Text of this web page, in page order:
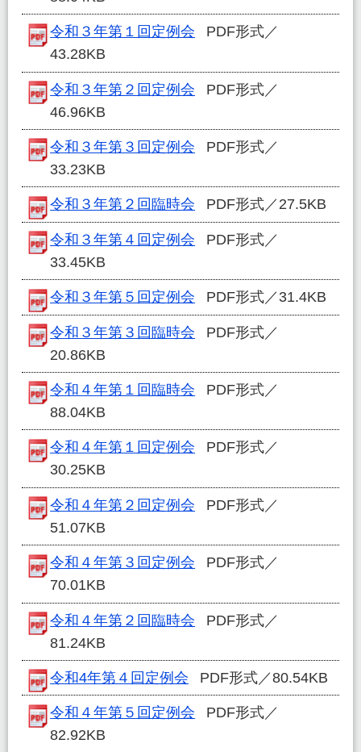
令和３年第１回定例会
PDF形式／
43.28KB
令和３年第２回定例会
PDF形式／
46.96KB
令和３年第３回定例会
PDF形式／
33.23KB
令和３年第２回臨時会 PDF形式／27.5KB
令和３年第４回定例会
PDF形式／
33.45KB
令和３年第５回定例会 PDF形式／31.4KB
令和３年第３回臨時会
PDF形式／
20.86KB
令和４年第１回臨時会
PDF形式／
88.04KB
令和４年第１回定例会
PDF形式／
30.25KB
令和４年第２回定例会
PDF形式／
51.07KB
令和４年第３回定例会
PDF形式／
70.01KB
令和４年第２回臨時会
PDF形式／
81.24KB
令和4年第４回定例会 PDF形式／80.54KB
令和４年第５回定例会
PDF形式／
82.92KB